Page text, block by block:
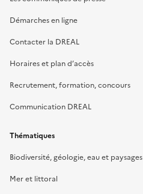
Démarches en ligne
Contacter la DREAL
Horaires et plan d’accès
Recrutement, formation, concours
Communication DREAL
Thématiques
Biodiversité, géologie, eau et paysages
Mer et littoral